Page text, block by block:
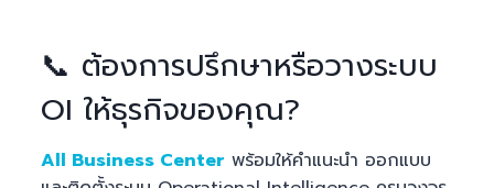
📞 ต้องการปรึกษาหรือวางระบบ
OI ให้ธุรกิจของคุณ?
All Business Center พร้อมให้คำแนะนำ ออกแบบ